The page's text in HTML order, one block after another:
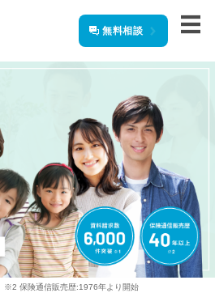
無料相談
※2 保険通信販売歴:1976年より開始